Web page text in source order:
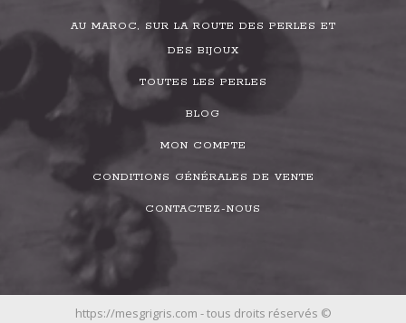
AU MAROC, SUR LA ROUTE DES PERLES ET
DES BIJOUX
TOUTES LES PERLES
BLOG
MON COMPTE
CONDITIONS GÉNÉRALES DE VENTE
CONTACTEZ-NOUS
https://mesgrigris.com - tous droits réservés ©